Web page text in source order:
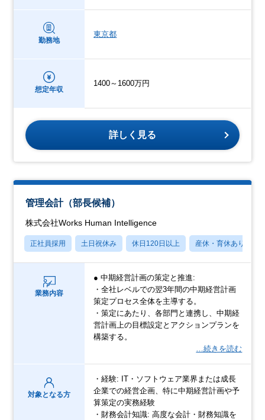
勤務地
東京都
想定年収
1400～1600万円
詳しく見る
管理会計（部長候補）
株式会社Works Human Intelligence
正社員採用 土日祝休み 休日120日以上 産休・育休あり
業務内容
● 中期経営計画の策定と推進:
・全社レベルでの翌3年間の中期経営計画
策定プロセス全体を主導する。
・策定にあたり、各部門と連携し、中期経
営計画上の目標設定とアクションプランを
構築する。
…続きを読む
対象となる方
・経験: IT・ソフトウェア業界または成長
企業での経営企画、特に中期経営計画や予
算策定の実務経験
・財務会計知識: 高度な会計・財務知識を